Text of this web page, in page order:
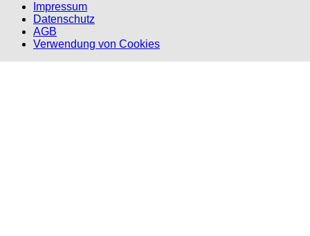
Impressum
Datenschutz
AGB
Verwendung von Cookies